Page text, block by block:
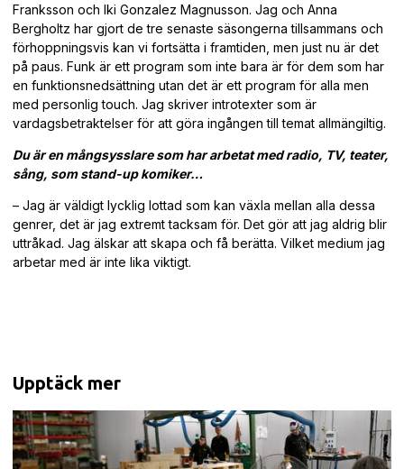
Franksson och Iki Gonzalez Magnusson. Jag och Anna
Bergholtz har gjort de tre senaste säsongerna tillsammans och
förhoppningsvis kan vi fortsätta i framtiden, men just nu är det
på paus. Funk är ett program som inte bara är för dem som har
en funktionsnedsättning utan det är ett program för alla men
med personlig touch. Jag skriver introtexter som är
vardagsbetraktelser för att göra ingången till temat allmängiltig.
Du är en mångsysslare som har arbetat med radio, TV, teater,
sång, som stand-up komiker…
– Jag är väldigt lycklig lottad som kan växla mellan alla dessa
genrer, det är jag extremt tacksam för. Det gör att jag aldrig blir
uttråkad. Jag älskar att skapa och få berätta. Vilket medium jag
arbetar med är inte lika viktigt.
Upptäck mer